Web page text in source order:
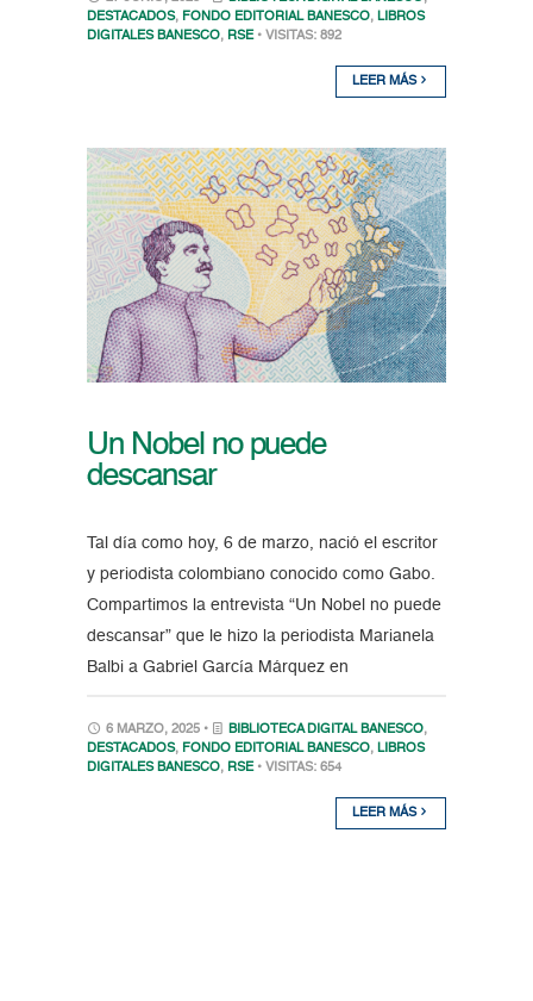
DESTACADOS, FONDO EDITORIAL BANESCO, LIBROS
DIGITALES BANESCO, RSE • VISITAS: 892
LEER MÁS
Un Nobel no puede
descansar
Tal día como hoy, 6 de marzo, nació el escritor
y periodista colombiano conocido como Gabo.
Compartimos la entrevista “Un Nobel no puede
descansar” que le hizo la periodista Marianela
Balbi a Gabriel García Márquez en
6 MARZO, 2025 • BIBLIOTECA DIGITAL BANESCO,
DESTACADOS, FONDO EDITORIAL BANESCO, LIBROS
DIGITALES BANESCO, RSE • VISITAS: 654
LEER MÁS